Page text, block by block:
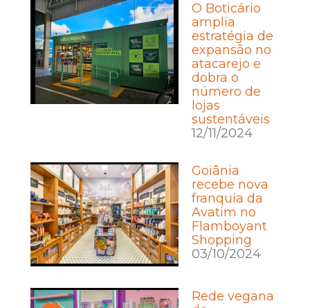
O Boticário
amplia
estratégia de
expansão no
atacarejo e
dobra o
número de
lojas
sustentáveis
12/11/2024
Goiânia
recebe nova
franquia da
Avatim no
Flamboyant
Shopping
03/10/2024
Rede vegana